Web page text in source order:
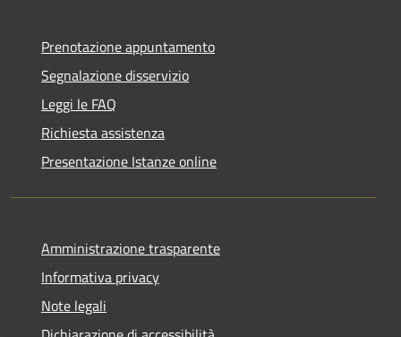
Prenotazione appuntamento
Segnalazione disservizio
Leggi le FAQ
Richiesta assistenza
Presentazione Istanze online
Amministrazione trasparente
Informativa privacy
Note legali